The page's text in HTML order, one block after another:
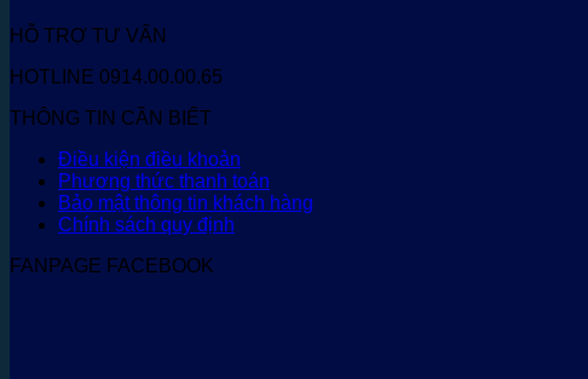
HỖ TRỢ TƯ VẤN
HOTLINE 0914.00.00.65
THÔNG TIN CẦN BIẾT
Điều kiện điều khoản
Phương thức thanh toán
Bảo mật thông tin khách hàng
Chính sách quy định
FANPAGE FACEBOOK